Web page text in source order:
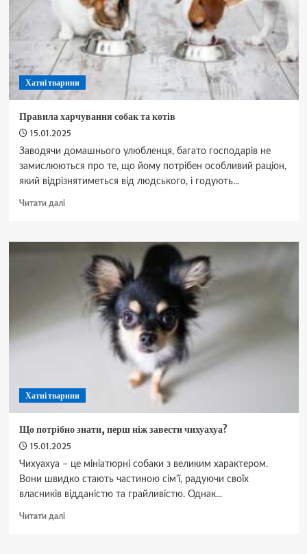
найчастіше?
Хатні тварини
Правила харчування собак та котів
15.01.2025
Заводячи домашнього улюбленця, багато господарів не
замислюються про те, що йому потрібен особливий раціон,
який відрізнятиметься від людського, і годують...
Читати даліДокладніше
харчування
Хатні тварини
Що потрібно знати, перш ніж завести чихуахуа?
15.01.2025
Чихуахуа – це мініатюрні собаки з великим характером.
Вони швидко стають частиною сім'ї, радуючи своїх
власників відданістю та грайливістю. Однак...
Читати даліДокладніше